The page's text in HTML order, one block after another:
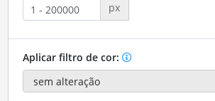
px
Aplicar filtro de cor: